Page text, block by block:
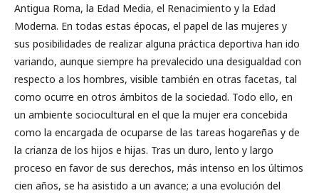
Antigua Roma, la Edad Media, el Renacimiento y la Edad
Moderna. En todas estas épocas, el papel de las mujeres y
sus posibilidades de realizar alguna práctica deportiva han ido
variando, aunque siempre ha prevalecido una desigualdad con
respecto a los hombres, visible también en otras facetas, tal
como ocurre en otros ámbitos de la sociedad. Todo ello, en
un ambiente sociocultural en el que la mujer era concebida
como la encargada de ocuparse de las tareas hogareñas y de
la crianza de los hijos e hijas. Tras un duro, lento y largo
proceso en favor de sus derechos, más intenso en los últimos
cien años, se ha asistido a un avance; a una evolución del